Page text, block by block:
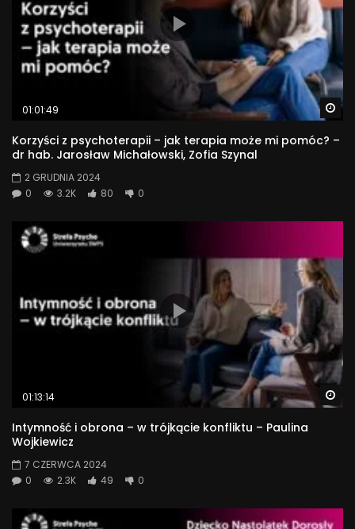
01:01:49
Korzyści z psychoterapii – jak terapia może mi pomóc? –
dr hab. Jarosław Michałowski, Zofia Szynal
2 GRUDNIA 2024
0
3.2K 80 0
01:13:14
Intymność i obrona – w trójkącie konfliktu – Paulina
Wojkiewicz
7 CZERWCA 2024
0
2.3K 49 0